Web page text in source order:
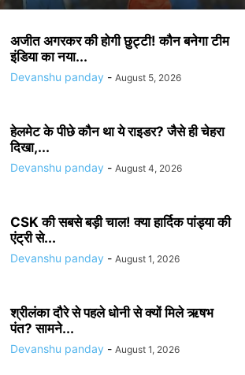
अजीत अगरकर की होगी छुट्टी! कौन बनेगा टीम
इंडिया का नया...
Devanshu panday - August 5, 2026
हेलमेट के पीछे कौन था ये राइडर? जैसे ही चेहरा
दिखा,...
Devanshu panday - August 4, 2026
CSK की सबसे बड़ी चाल! क्या हार्दिक पांड्या की
एंट्री से...
Devanshu panday - August 1, 2026
श्रीलंका दौरे से पहले धोनी से क्यों मिले ऋषभ
पंत? सामने...
Devanshu panday - August 1, 2026